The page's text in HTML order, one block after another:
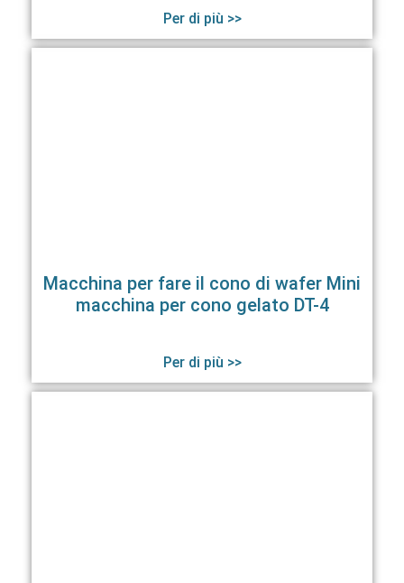
Per di più >>
Macchina per fare il cono di wafer Mini
macchina per cono gelato DT-4
Per di più >>